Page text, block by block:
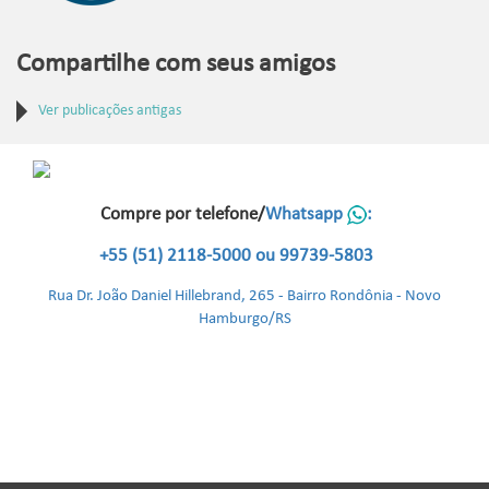
Compartilhe com seus amigos
Ver publicações antigas
Compre por telefone/Whatsapp :
+55 (51) 2118-5000 ou 99739-5803
Rua Dr. João Daniel Hillebrand, 265 - Bairro Rondônia - Novo
Hamburgo/RS